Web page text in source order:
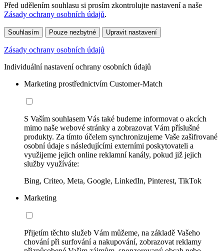
Před udělením souhlasu si prosím zkontrolujte nastavení a naše
Zásady ochrany osobních údajů.
Souhlasím Pouze nezbytné Upravit nastavení
Zásady ochrany osobních údajů
Individuální nastavení ochrany osobních údajů
Marketing prostřednictvím Customer-Match
S Vaším souhlasem Vás také budeme informovat o akcích
mimo naše webové stránky a zobrazovat Vám příslušné
produkty. Za tímto účelem synchronizujeme Vaše zašifrované
osobní údaje s následujícími externími poskytovateli a
využijeme jejich online reklamní kanály, pokud již jejich
služby využíváte:
Bing, Criteo, Meta, Google, LinkedIn, Pinterest, TikTok
Marketing
Přijetím těchto služeb Vám můžeme, na základě Vašeho
chování při surfování a nakupování, zobrazovat reklamy